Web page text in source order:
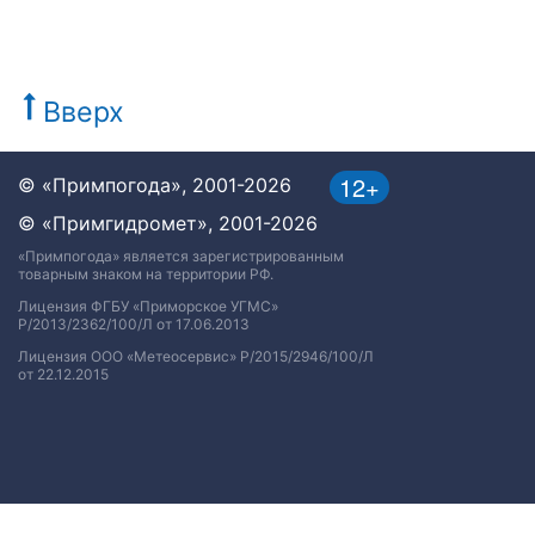
Вверх
12+
© «Примпогода», 2001-2026
© «Примгидромет», 2001-2026
«Примпогода» является зарегистрированным
товарным знаком на территории РФ.
Лицензия ФГБУ «Приморское УГМС»
Р/2013/2362/100/Л от 17.06.2013
Лицензия ООО «Метеосервис» Р/2015/2946/100/Л
от 22.12.2015